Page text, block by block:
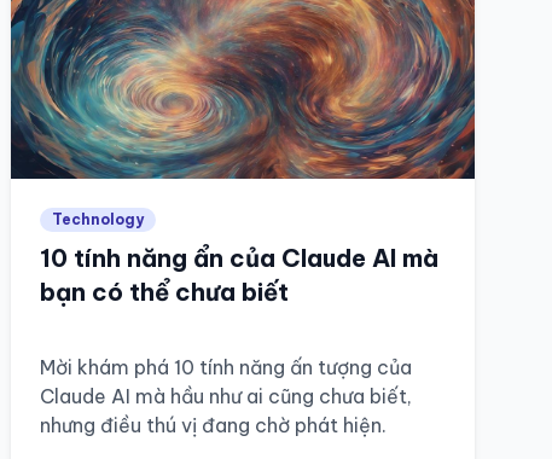
Technology
10 tính năng ẩn của Claude AI mà
bạn có thể chưa biết
Mời khám phá 10 tính năng ấn tượng của
Claude AI mà hầu như ai cũng chưa biết,
nhưng điều thú vị đang chờ phát hiện.